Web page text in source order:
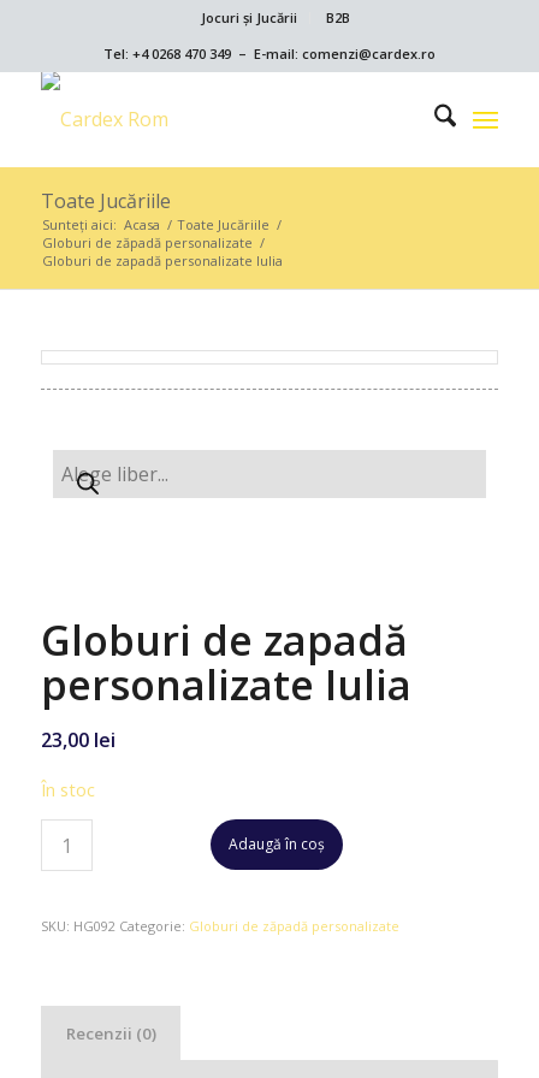
Jocuri și Jucării
B2B
Tel: +4 0268 470 349 – E-mail: comenzi@cardex.ro
Toate Jucăriile
Sunteți aici: Acasa / Toate Jucăriile /
Globuri de zăpadă personalizate /
Globuri de zapadă personalizate Iulia
Globuri de zapadă
personalizate Iulia
23,00 lei
În stoc
Adaugă în coș
SKU: HG092 Categorie: Globuri de zăpadă personalizate
Recenzii (0)